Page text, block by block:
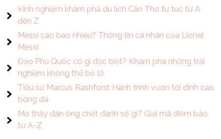
Kinh nghiệm khám phá du lịch Cần Thơ tự túc từ A
đến Z
Messi cao bao nhiêu? Thông tin cá nhân của Lionel
Messi
Đảo Phú Quốc có gì đặc biệt? Khám phá những trải
nghiệm không thể bỏ lỡ
Tiểu sử Marcus Rashford: Hành trình vươn tới đỉnh cao
bóng đá
Mơ thấy đàn ông chết đánh số gì? Giải mã điềm báo
từ A-Z